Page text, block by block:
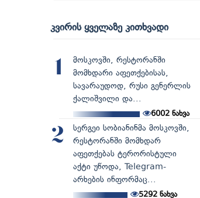
კვირის ყველაზე კითხვადი
1
მოსკოვში, რესტორანში
მომხდარი აფეთქებისას,
სავარაუდოდ, რუსი გენერლის
ქალიშვილი და...
6002 ნახვა
2
სერგეი სობიანინმა მოსკოვში,
რესტორანში მომხდარ
აფეთქებას ტერორისტული
აქტი უწოდა, Telegram-
არხების ინფორმაც...
5292 ნახვა